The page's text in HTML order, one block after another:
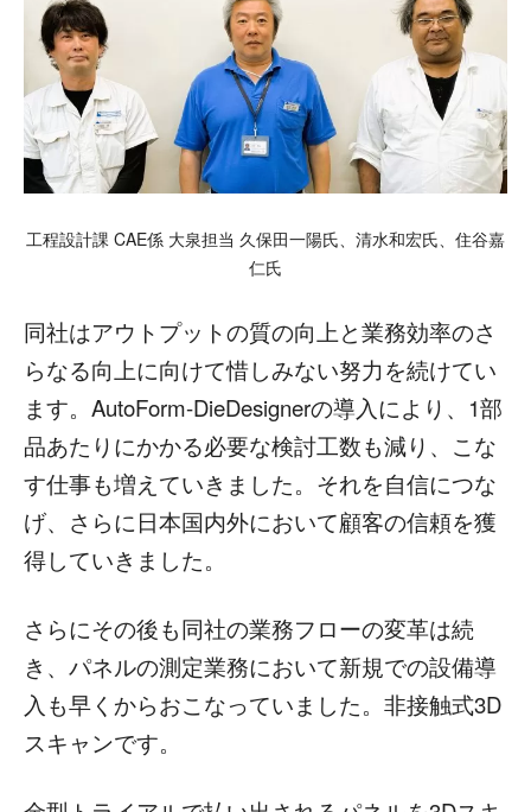
工程設計課 CAE係 大泉担当 久保田一陽氏、清水和宏氏、住谷嘉
仁氏
同社はアウトプットの質の向上と業務効率のさ
らなる向上に向けて惜しみない努力を続けてい
ます。AutoForm-DieDesignerの導入により、1部
品あたりにかかる必要な検討工数も減り、こな
す仕事も増えていきました。それを自信につな
げ、さらに日本国内外において顧客の信頼を獲
得していきました。
さらにその後も同社の業務フローの変革は続
き、パネルの測定業務において新規での設備導
入も早くからおこなっていました。非接触式3D
スキャンです。